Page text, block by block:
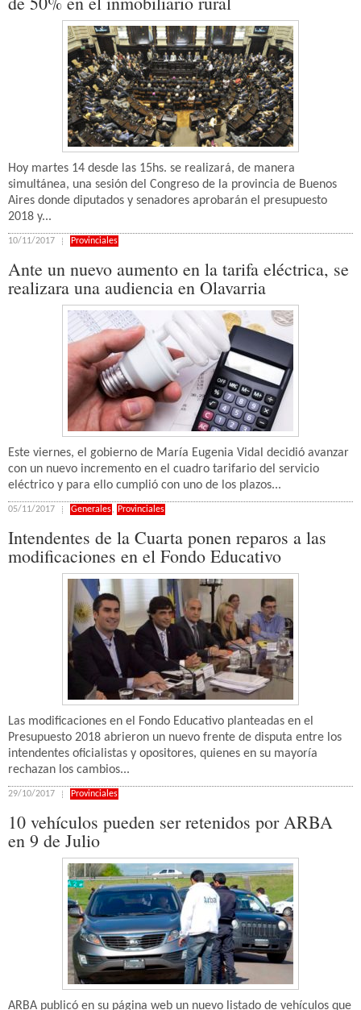
Hoy martes 14 desde las 15hs. se realizará, de manera
simultánea, una sesión del Congreso de la provincia de Buenos
Aires donde diputados y senadores aprobarán el presupuesto
2018 y...
10/11/2017 Provinciales
Ante un nuevo aumento en la tarifa eléctrica, se
realizara una audiencia en Olavarria
Este viernes, el gobierno de María Eugenia Vidal decidió avanzar
con un nuevo incremento en el cuadro tarifario del servicio
eléctrico y para ello cumplió con uno de los plazos...
05/11/2017 Generales, Provinciales
Intendentes de la Cuarta ponen reparos a las
modificaciones en el Fondo Educativo
Las modificaciones en el Fondo Educativo planteadas en el
Presupuesto 2018 abrieron un nuevo frente de disputa entre los
intendentes oficialistas y opositores, quienes en su mayoría
rechazan los cambios...
29/10/2017 Provinciales
10 vehículos pueden ser retenidos por ARBA
en 9 de Julio
ARBA publicó en su página web un nuevo listado de vehículos que